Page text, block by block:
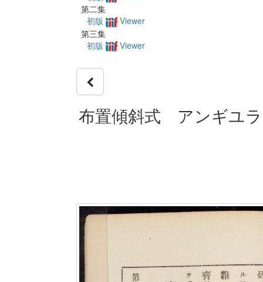
第二集
初版
Viewer
第三集
初版
Viewer
布置傾斜式 アンギユ